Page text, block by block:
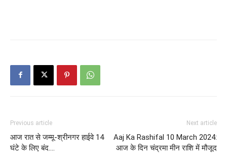
Previous article
आज रात से जम्मू-श्रीनगर हाईवे 14
घंटे के लिए बंद….
Next article
Aaj Ka Rashifal 10 March 2024:
आज के दिन चंद्रमा मीन राशि में मौजूद